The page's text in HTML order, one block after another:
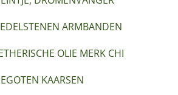
EDELSTENEN ARMBANDEN
OLIE MERK CHI
KAARSEN